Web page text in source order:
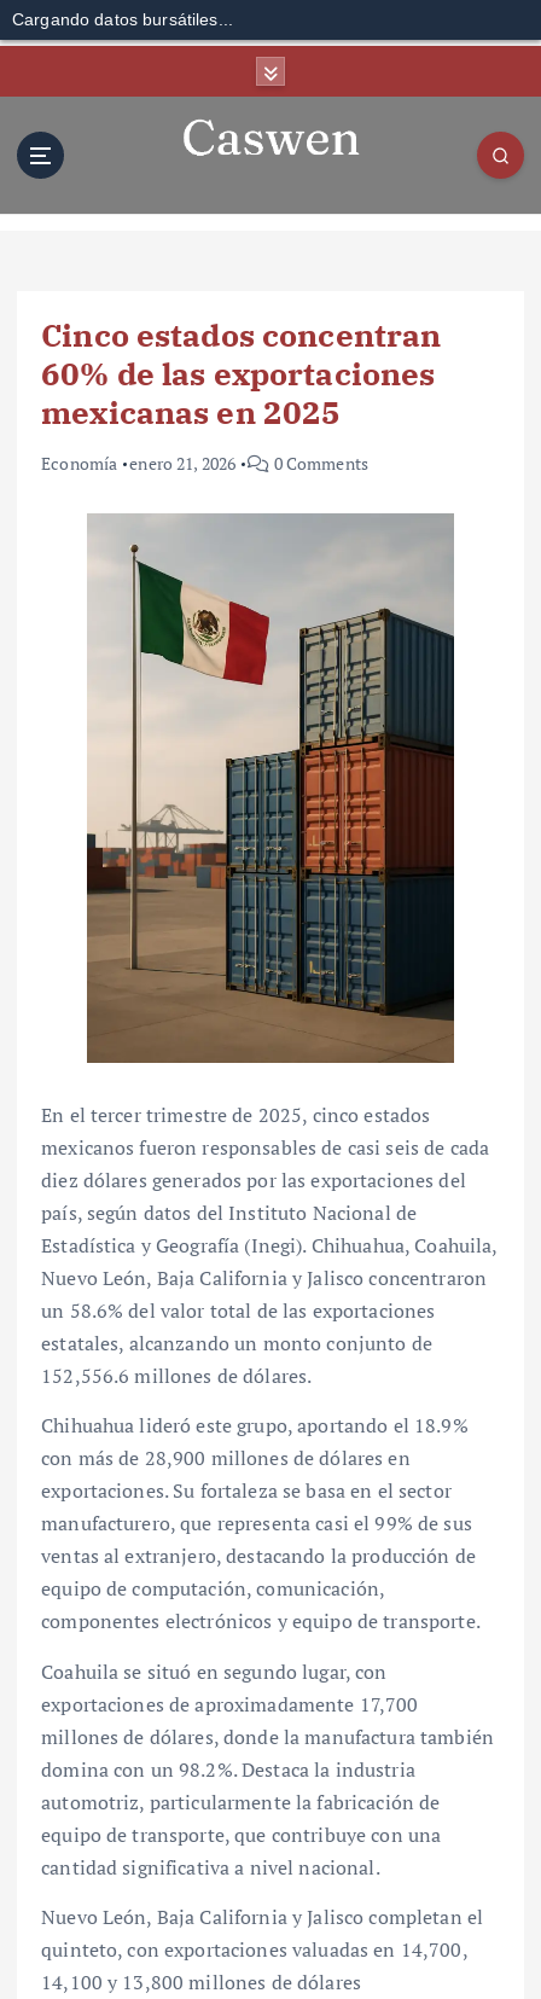
Cargando datos bursátiles...
Cinco estados concentran
60% de las exportaciones
mexicanas en 2025
Economía enero 21, 2026 0 Comments
En el tercer trimestre de 2025, cinco estados
mexicanos fueron responsables de casi seis de cada
diez dólares generados por las exportaciones del
país, según datos del Instituto Nacional de
Estadística y Geografía (Inegi). Chihuahua, Coahuila,
Nuevo León, Baja California y Jalisco concentraron
un 58.6% del valor total de las exportaciones
estatales, alcanzando un monto conjunto de
152,556.6 millones de dólares.
Chihuahua lideró este grupo, aportando el 18.9%
con más de 28,900 millones de dólares en
exportaciones. Su fortaleza se basa en el sector
manufacturero, que representa casi el 99% de sus
ventas al extranjero, destacando la producción de
equipo de computación, comunicación,
componentes electrónicos y equipo de transporte.
Coahuila se situó en segundo lugar, con
exportaciones de aproximadamente 17,700
millones de dólares, donde la manufactura también
domina con un 98.2%. Destaca la industria
automotriz, particularmente la fabricación de
equipo de transporte, que contribuye con una
cantidad significativa a nivel nacional.
Nuevo León, Baja California y Jalisco completan el
quinteto, con exportaciones valuadas en 14,700,
14,100 y 13,800 millones de dólares